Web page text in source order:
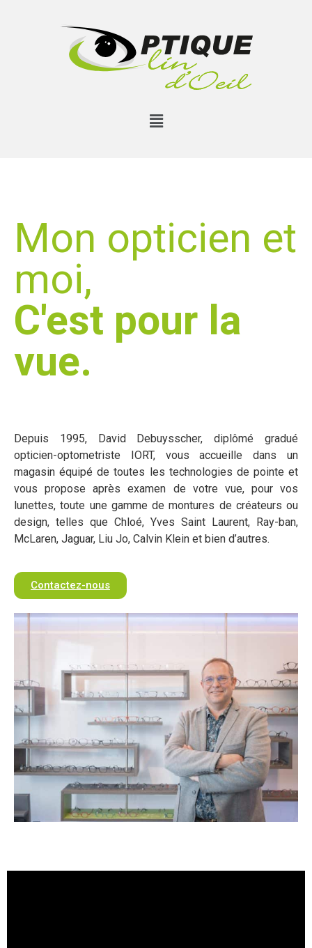
Mon opticien et
moi,
C'est pour la
vue.
Depuis 1995, David Debuysscher, diplômé gradué
opticien-optometriste IORT, vous accueille dans un
magasin équipé de toutes les technologies de pointe et
vous propose après examen de votre vue, pour vos
lunettes, toute une gamme de montures de créateurs ou
design, telles que Chloé, Yves Saint Laurent, Ray-ban,
McLaren, Jaguar, Liu Jo, Calvin Klein et bien d’autres.
Contactez-nous